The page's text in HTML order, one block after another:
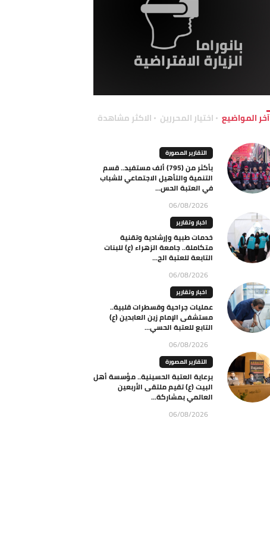
آخر المواضيع اختيار المحررين الاكثر مشاهدة
التقارير المصورة
بأكثر من (795) ألف مستفيد.. قسم
التنمية والتأهيل الاجتماعي للشباب
في العتبة الحس...
06/08/2026
اخبار وتقارير
خدمات طبية وإرشادية وتقنية
متكاملة.. جامعة الزهراء (ع) للبنات
التابعة للعتبة الح...
06/08/2026
اخبار وتقارير
عمليات جراحية وقسطرات قلبية..
مستشفى الإمام زين العابدين (ع)
التابع للعتبة الحسي...
06/08/2026
التقارير المصورة
برعاية العتبة الحسينية.. مؤسسة أهل
البيت (ع) تقيم ملتقى الأربعين
العالمي بمشاركة...
06/08/2026